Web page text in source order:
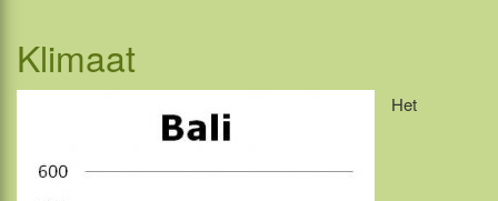
Klimaat
Het